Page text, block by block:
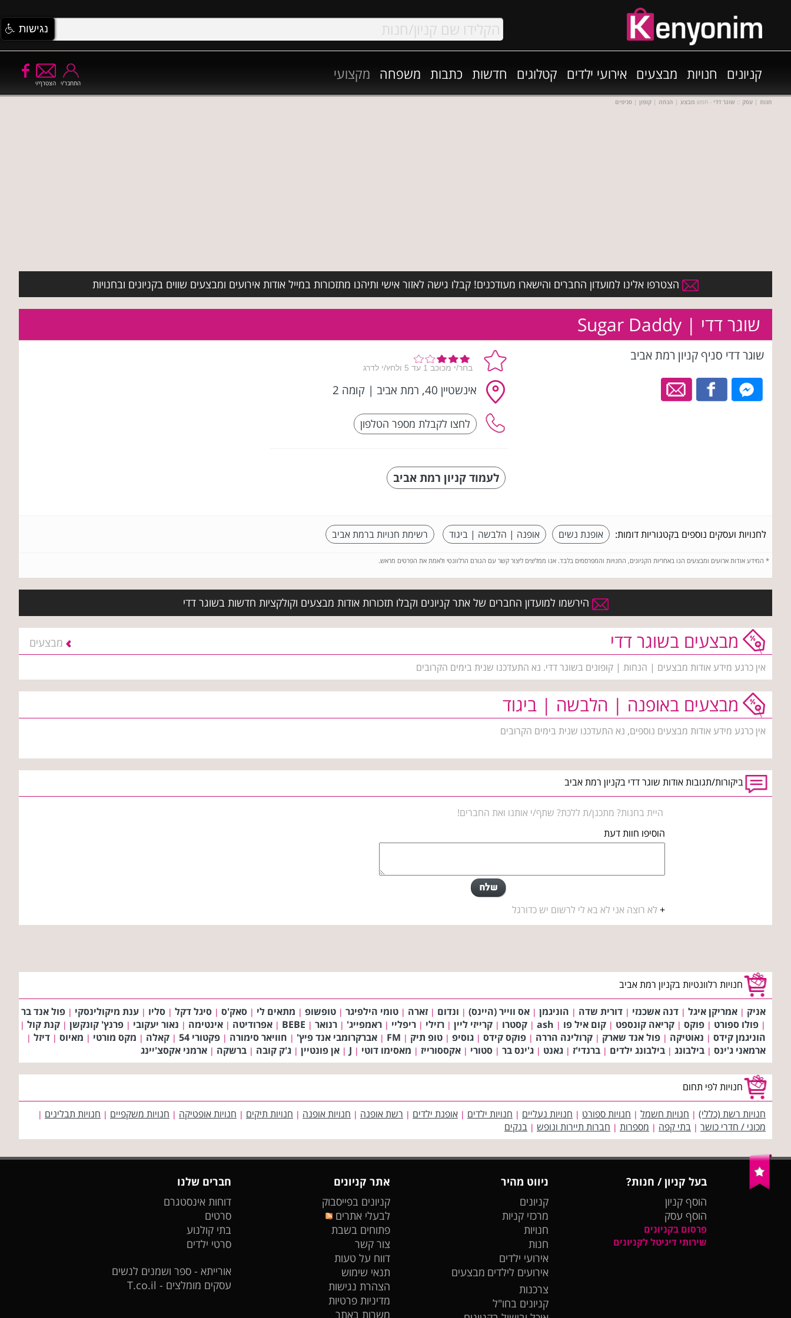
קניונים חנויות מבצעים אירועי ילדים קטלוגים חדשות כתבות משפחה מקצועי
הצטרף/י התחבר/י
חנות | עסק :: שוגר דדי - חפש מבצע | הנחה | קופון | סניפים
הצטרפו אלינו למועדון החברים והישארו מעודכנים! קבלו גישה לאזור אישי ותיהנו מתזכורות במייל אודות אירועים ומבצעים שווים בקניונים ובחנויות
שוגר דדי | Sugar Daddy
שוגר דדי סניף קניון רמת אביב
אינשטיין 40, רמת אביב | קומה 2
לעמוד קניון רמת אביב
לחנויות ועסקים נוספים בקטגוריות דומות: אופנת נשים אופנה | הלבשה | ביגוד רשימת חנויות ברמת אביב
* המידע אודות ארועים ומבצעים הנו באחריות הקניונים, החנויות והמפרסמים בלבד. אנו ממליצים ליצור קשר עם הגורם הרלוונטי ולאמת את הפרטים מראש.
הירשמו למועדון החברים של אתר קניונים וקבלו תזכורות אודות מבצעים וקולקציות חדשות בשוגר דדי
מבצעים בשוגר דדי מבצעים
אין כרגע מידע אודות מבצעים | הנחות | קופונים בשוגר דדי. נא התעדכנו שנית בימים הקרובים
מבצעים באופנה | הלבשה | ביגוד
אין כרגע מידע אודות מבצעים נוספים, נא התעדכנו שנית בימים הקרובים
ביקורות/תגובות אודות שוגר דדי בקניון רמת אביב
היית בחנות? מתכנן/ת ללכת? שתף/י אותנו ואת החברים!
הוסיפו חוות דעת
+ לא רוצה אני לא בא לי לרשום יש כדורגל
חנויות רלוונטיות בקניון רמת אביב
אניק | אמריקן איגל | דנה אשכנזי | דורית שדה | הוניגמן | אס ווייר (היינס) | ונדום | זארה | טומי הילפיגר | טופשופ | מתאים לי | סאק'ס | סיגל דקל | סליו | ענת מיקולינסקי | פול אנד בר
| פולו ספורט | פוקס | קריאה קונספט | קום איל פו |
ash
| קסטרו | קרייזי ליין | רזילי | ריפליי | ראמפייג' | רנואר |
BEBE
| אפרודיטה | אינטימה | נאור יעקובי | פרנץ' קונקשן | קנת קול |
הוניגמן קידס | נאוטיקה | פול אנד שארק | קרולינה הררה | פוקס קידס | גוסיפ | טופ תיק |
FM
| אברקרומבי אנד פיץ' | חוויאר סימורה | פקטורי 54 | קאלה | מקס מורטי | מאיוס | דיזל |
ארמאני ג'ינס | בילבונג | בילבונג ילדים | ברנדי'ז | גאנט | ג'ינס בר | סטורי | אקססורייז | מאסימו דוטי |
J
| אן פונטיין | ג'ק קובה | ברשקה | ארמני אקסצ'יינג
חנויות לפי תחום
חנויות רשת (כללי) | חנויות חשמל | חנויות ספורט | חנויות נעליים | חנויות ילדים | אופנת ילדים | רשת אופנה | חנויות אופנה | חנויות תיקים | חנויות אופטיקה | חנויות משקפיים | חנויות תבלינים |
מכוני / חדרי כושר | בתי קפה | מספרות | חברות תיירות ונופש | בנקים
בעל קניון / חנות?
הוסף קניון
הוסף עסק
פרסום בקניונים
שירותי דיגיטל לקניונים
ניווט מהיר
קניונים
מרכזי קניות
חנויות
חנות
אירועי ילדים
אירועים לילדים מבצעים
צרכנות
קניונים בחו"ל
אתר קניונים
קניונים בפייסבוק
לבעלי אתרים
פתוחים בשבת
צור קשר
דווח על טעות
תנאי שימוש
הצהרת נגישות
מדיניות פרטיות
משרות באתר
חברים שלנו
דוחות אינסטגרם
סרטים
בתי קולנוע
סרטי ילדים
אורייתא - ספר ושמנים לנשים
עסקים מומלצים - T.co.il
נגישות